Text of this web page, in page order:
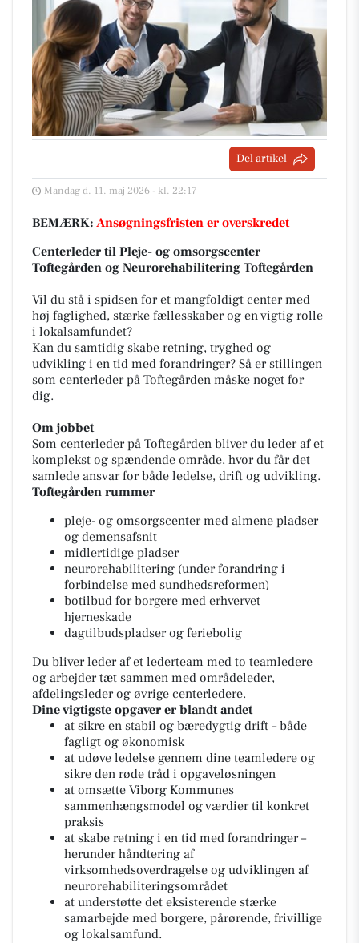
Del artikel
Mandag d. 11. maj 2026 - kl. 22:17
BEMÆRK: Ansøgningsfristen er overskredet
Centerleder til Pleje- og omsorgscenter
Toftegården og Neurorehabilitering Toftegården
Vil du stå i spidsen for et mangfoldigt center med
høj faglighed, stærke fællesskaber og en vigtig rolle
i lokalsamfundet?
Kan du samtidig skabe retning, tryghed og
udvikling i en tid med forandringer? Så er stillingen
som centerleder på Toftegården måske noget for
dig.
Om jobbet
Som centerleder på Toftegården bliver du leder af et
komplekst og spændende område, hvor du får det
samlede ansvar for både ledelse, drift og udvikling.
Toftegården rummer
pleje- og omsorgscenter med almene pladser
og demensafsnit
midlertidige pladser
neurorehabilitering (under forandring i
forbindelse med sundhedsreformen)
botilbud for borgere med erhvervet
hjerneskade
dagtilbudspladser og feriebolig
Du bliver leder af et lederteam med to teamledere
og arbejder tæt sammen med områdeleder,
afdelingsleder og øvrige centerledere.
Dine vigtigste opgaver er blandt andet
at sikre en stabil og bæredygtig drift – både
fagligt og økonomisk
at udøve ledelse gennem dine teamledere og
sikre den røde tråd i opgaveløsningen
at omsætte Viborg Kommunes
sammenhængsmodel og værdier til konkret
praksis
at skabe retning i en tid med forandringer –
herunder håndtering af
virksomhedsoverdragelse og udviklingen af
neurorehabiliteringsområdet
at understøtte det eksisterende stærke
samarbejde med borgere, pårørende, frivillige
og lokalsamfund.